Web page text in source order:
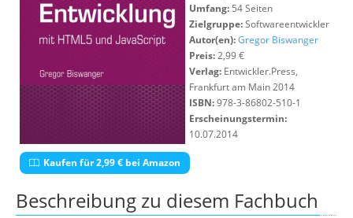
Umfang: 54 Seiten
Zielgruppe:Softwareentwickler
Autor(en):Gregor Biswanger
Preis:2,99 €
Verlag: Entwickler.Press,
Frankfurt am Main 2014
ISBN:978-3-86802-510-1
Erscheinungstermin:
10.07.2014
Kaufen für 2,99 € bei Amazon
Beschreibung zu diesem Fachbuch